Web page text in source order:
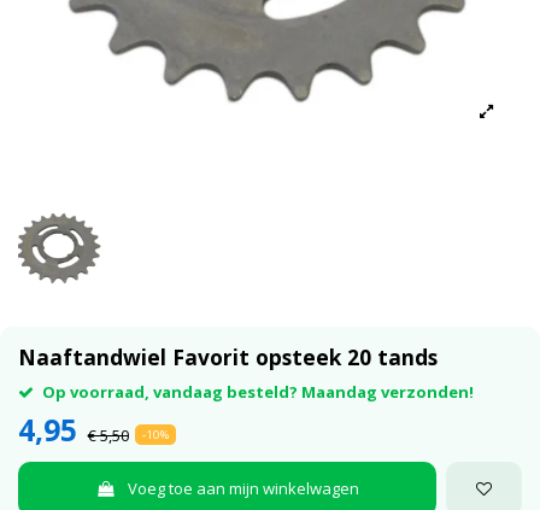
Naaftandwiel Favorit opsteek 20 tands
Op voorraad, vandaag besteld? Maandag verzonden!
4,95 € 5,50 -10%
Voeg toe aan mijn winkelwagen